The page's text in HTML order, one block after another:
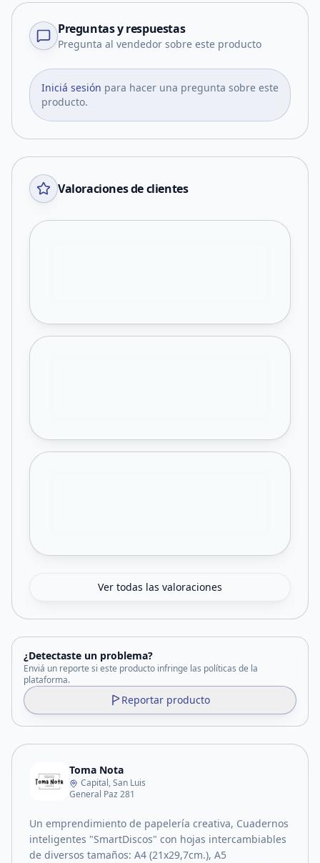
Preguntas y respuestas
Pregunta al vendedor sobre este producto
Iniciá sesión para hacer una pregunta sobre este
producto.
Valoraciones de clientes
Ver todas las valoraciones
¿Detectaste un problema?
Enviá un reporte si este producto infringe las políticas de la
plataforma.
Reportar producto
Toma Nota
Capital, San Luis
General Paz 281
Un emprendimiento de papelería creativa, Cuadernos
inteligentes "SmartDiscos" con hojas intercambiables
de diversos tamaños: A4 (21x29,7cm.), A5